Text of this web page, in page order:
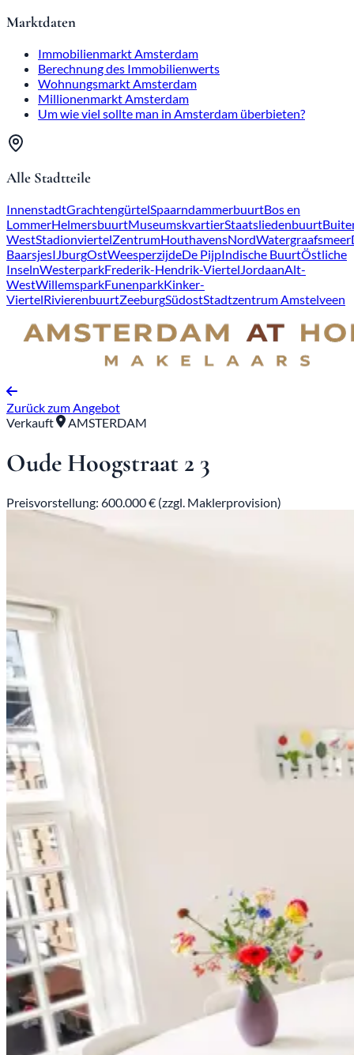
Marktdaten
Immobilienmarkt Amsterdam
Berechnung des Immobilienwerts
Wohnungsmarkt Amsterdam
Millionenmarkt Amsterdam
Um wie viel sollte man in Amsterdam überbieten?
Alle Stadtteile
InnenstadtGrachtengürtelSpaarndammerbuurtBos en
LommerHelmersbuurtMuseumskvartierStaatsliedenbuurt
WestStadionviertelZentrumHouthavensNordWatergraafsmeer
BaarsjesIJburgOstWeesperzijdeDe PijpIndische BuurtÖstliche
InselnWesterparkFrederik-Hendrik-ViertelJordaanAlt-
WestWillemsparkFunenparkKinker-
ViertelRivierenbuurtZeeburgSüdostStadtzentrum Amstelveen
Zurück zum Angebot
Verkauft
AMSTERDAM
Oude Hoogstraat 2 3
Preisvorstellung: 600.000 € (zzgl. Maklerprovision)